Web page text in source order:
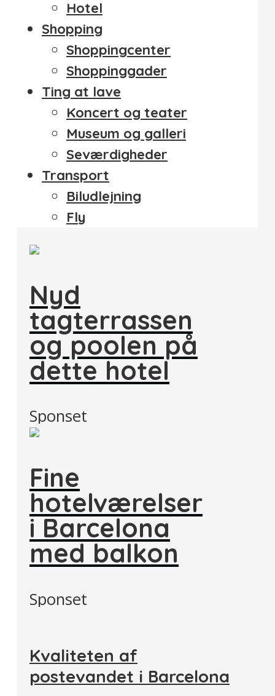
Hotel
Shopping
Shoppingcenter
Shoppinggader
Ting at lave
Koncert og teater
Museum og galleri
Seværdigheder
Transport
Biludlejning
Fly
Nyd
tagterrassen
og poolen på
dette hotel
Sponset
Fine
hotelværelser
i Barcelona
med balkon
Sponset
Kvaliteten af
postevandet i Barcelona